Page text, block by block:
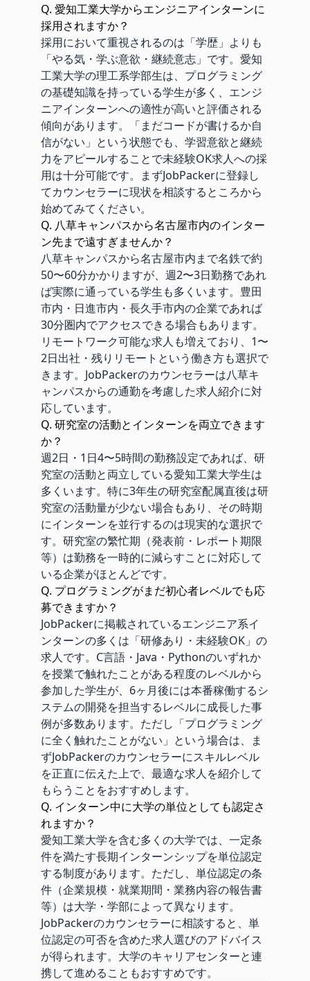
Q. 愛知工業大学からエンジニアインターンに
採用されますか？
採用において重視されるのは「学歴」よりも
「やる気・学ぶ意欲・継続意志」です。愛知
工業大学の理工系学部生は、プログラミング
の基礎知識を持っている学生が多く、エンジ
ニアインターンへの適性が高いと評価される
傾向があります。「まだコードが書けるか自
信がない」という状態でも、学習意欲と継続
力をアピールすることで未経験OK求人への採
用は十分可能です。まずJobPackerに登録し
てカウンセラーに現状を相談するところから
始めてみてください。
Q. 八草キャンパスから名古屋市内のインター
ン先まで遠すぎませんか？
八草キャンパスから名古屋市内まで名鉄で約
50〜60分かかりますが、週2〜3日勤務であれ
ば実際に通っている学生も多くいます。豊田
市内・日進市内・長久手市内の企業であれば
30分圏内でアクセスできる場合もあります。
リモートワーク可能な求人も増えており、1〜
2日出社・残りリモートという働き方も選択で
きます。JobPackerのカウンセラーは八草キ
ャンパスからの通勤を考慮した求人紹介に対
応しています。
Q. 研究室の活動とインターンを両立できます
か？
週2日・1日4〜5時間の勤務設定であれば、研
究室の活動と両立している愛知工業大学生は
多くいます。特に3年生の研究室配属直後は研
究室の活動量が少ない場合もあり、その時期
にインターンを並行するのは現実的な選択で
す。研究室の繁忙期（発表前・レポート期限
等）は勤務を一時的に減らすことに対応して
いる企業がほとんどです。
Q. プログラミングがまだ初心者レベルでも応
募できますか？
JobPackerに掲載されているエンジニア系イ
ンターンの多くは「研修あり・未経験OK」の
求人です。C言語・Java・Pythonのいずれか
を授業で触れたことがある程度のレベルから
参加した学生が、6ヶ月後には本番稼働するシ
ステムの開発を担当するレベルに成長した事
例が多数あります。ただし「プログラミング
に全く触れたことがない」という場合は、ま
ずJobPackerのカウンセラーにスキルレベル
を正直に伝えた上で、最適な求人を紹介して
もらうことをおすすめします。
Q. インターン中に大学の単位としても認定さ
れますか？
愛知工業大学を含む多くの大学では、一定条
件を満たす長期インターンシップを単位認定
する制度があります。ただし、単位認定の条
件（企業規模・就業期間・業務内容の報告書
等）は大学・学部によって異なります。
JobPackerのカウンセラーに相談すると、単
位認定の可否を含めた求人選びのアドバイス
が得られます。大学のキャリアセンターと連
携して進めることもおすすめです。